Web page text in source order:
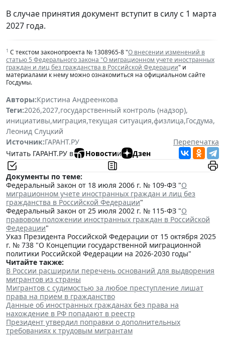
В случае принятия документ вступит в силу с 1 марта
2027 года.
1 С текстом законопроекта № 1308965-8 "О внесении изменений в
статью 5 Федерального закона "О миграционном учете иностранных
граждан и лиц без гражданства в Российской Федерации" и
материалами к нему можно ознакомиться на официальном сайте
Госдумы.
Авторы:Кристина Андреенкова
Теги:2026,2027,государственный контроль (надзор),
инициативы,миграция,текущая ситуация,физлица,Госдума,
Леонид Слуцкий
Источник:ГАРАНТ.РУ
Перепечатка
Читать ГАРАНТ.РУ в
Новостии Дзен
Документы по теме:
Федеральный закон от 18 июля 2006 г. № 109-ФЗ "О
миграционном учете иностранных граждан и лиц без
гражданства в Российской Федерации"
Федеральный закон от 25 июля 2002 г. № 115-ФЗ "О
правовом положении иностранных граждан в Российской
Федерации"
Указ Президента Российской Федерации от 15 октября 2025
г. № 738 "О Концепции государственной миграционной
политики Российской Федерации на 2026-2030 годы"
Читайте также:
В России расширили перечень оснований для выдворения
мигрантов из страны
Мигрантов с судимостью за любое преступление лишат
права на прием в гражданство
Данные об иностранных гражданах без права на
нахождение в РФ попадают в реестр
Президент утвердил поправки о дополнительных
требованиях к трудовым мигрантам